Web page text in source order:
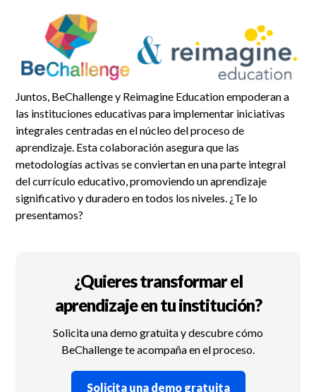
Juntos, BeChallenge y Reimagine Education empoderan a
las instituciones educativas para implementar iniciativas
integrales centradas en el núcleo del proceso de
aprendizaje. Esta colaboración asegura que las
metodologías activas se conviertan en una parte integral
del currículo educativo, promoviendo un aprendizaje
significativo y duradero en todos los niveles. ¿Te lo
presentamos?
¿Quieres transformar el
aprendizaje en tu institución?
Solicita una demo gratuita y descubre cómo
BeChallenge te acompaña en el proceso.
Solicita una demo gratuita